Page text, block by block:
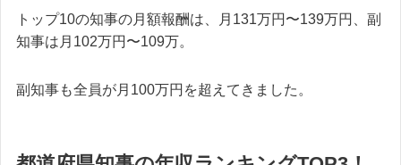
トップ10の知事の月額報酬は、月131万円〜139万円、副
知事は月102万円〜109万。
副知事も全員が月100万円を超えてきました。